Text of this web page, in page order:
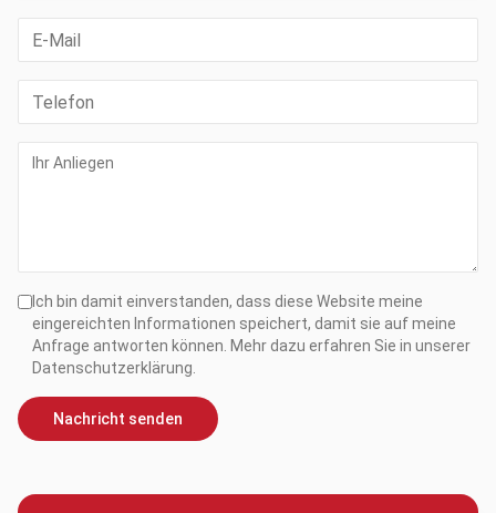
Ich bin damit einverstanden, dass diese Website meine
eingereichten Informationen speichert, damit sie auf meine
Anfrage antworten können. Mehr dazu erfahren Sie in unserer
Datenschutzerklärung.
Nachricht senden